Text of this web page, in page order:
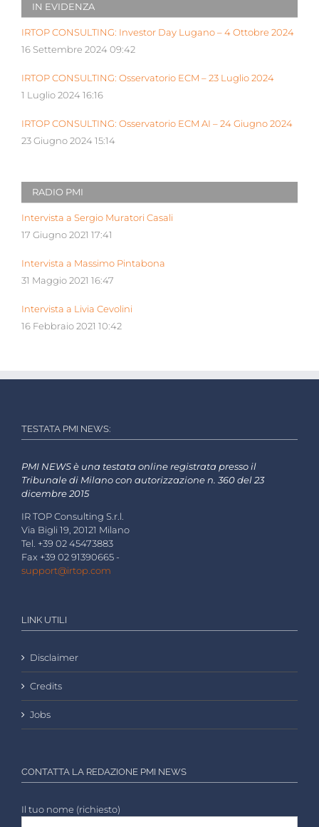
IN EVIDENZA
IRTOP CONSULTING: Investor Day Lugano – 4 Ottobre 2024
16 Settembre 2024 09:42
IRTOP CONSULTING: Osservatorio ECM – 23 Luglio 2024
1 Luglio 2024 16:16
IRTOP CONSULTING: Osservatorio ECM AI – 24 Giugno 2024
23 Giugno 2024 15:14
RADIO PMI
Intervista a Sergio Muratori Casali
17 Giugno 2021 17:41
Intervista a Massimo Pintabona
31 Maggio 2021 16:47
Intervista a Livia Cevolini
16 Febbraio 2021 10:42
TESTATA PMI NEWS:
PMI NEWS è una testata online registrata presso il
Tribunale di Milano con autorizzazione n. 360 del 23
dicembre 2015
IR TOP Consulting S.r.l.
Via Bigli 19, 20121 Milano
Tel. +39 02 45473883
Fax +39 02 91390665 -
support@irtop.com
LINK UTILI
Disclaimer
Credits
Jobs
CONTATTA LA REDAZIONE PMI NEWS
Il tuo nome (richiesto)